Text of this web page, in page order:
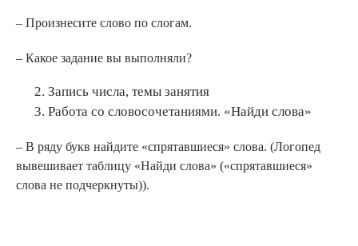
– Произнесите слово по слогам.
– Какое задание вы выполняли?
Запись числа, темы занятия
Работа со словосочетаниями. «Найди слова»
– В ряду букв найдите «спрятавшиеся» слова. (Логопед
вывешивает таблицу «Найди слова» («спрятавшиеся»
слова не подчеркнуты)).